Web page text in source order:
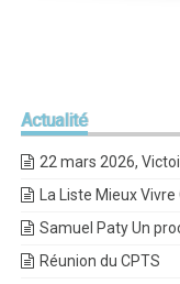
Actualité
22 mars 2026,
La Liste Mieux
Samuel Paty Un
Réunion du CPTS